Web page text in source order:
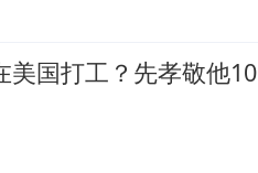
美国打工？先孝敬他10